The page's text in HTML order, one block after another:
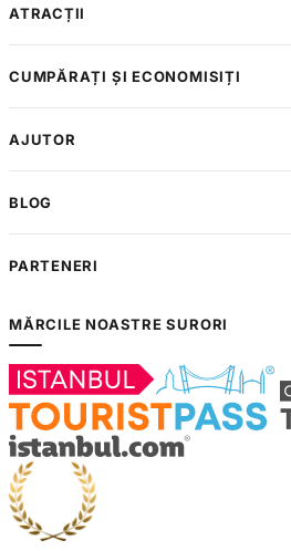
ATRACȚII
CUMPĂRAȚI ȘI ECONOMISIȚI
AJUTOR
BLOG
PARTENERI
MĂRCILE NOASTRE SURORI